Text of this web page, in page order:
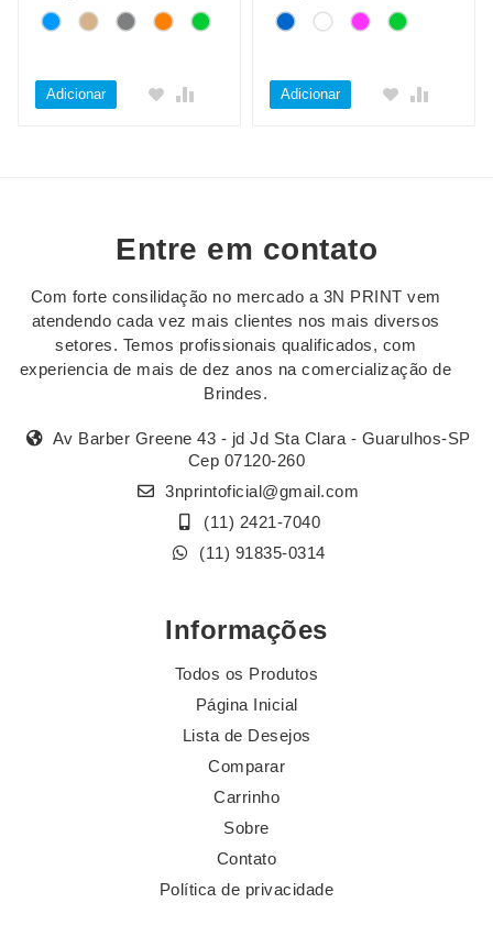
Adicionar Adicionar
Entre em contato
Com forte consilidação no mercado a 3N PRINT vem
atendendo cada vez mais clientes nos mais diversos
setores. Temos profissionais qualificados, com
experiencia de mais de dez anos na comercialização de
Brindes.
Av Barber Greene 43 - jd Jd Sta Clara - Guarulhos-SP
Cep 07120-260
3nprintoficial@gmail.com
(11) 2421-7040
(11) 91835-0314
Informações
Todos os Produtos
Página Inicial
Lista de Desejos
Comparar
Carrinho
Sobre
Contato
Política de privacidade